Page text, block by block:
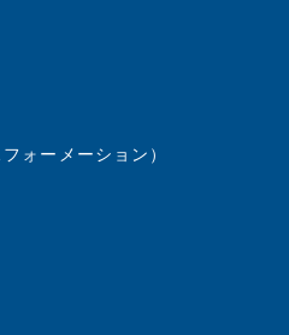
ォーメーション）